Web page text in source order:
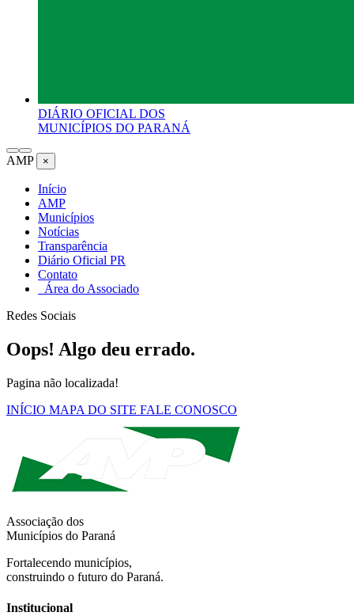
DIÁRIO OFICIAL DOS
MUNICÍPIOS DO PARANÁ
AMP ×
Início
AMP
Municípios
Notícias
Transparência
Diário Oficial PR
Contato
Área do Associado
Redes Sociais
Oops! Algo deu errado.
Pagina não localizada!
INÍCIO MAPA DO SITE FALE CONOSCO
Associação dos
Municípios do Paraná
Fortalecendo municípios,
construindo o futuro do Paraná.
Institucional